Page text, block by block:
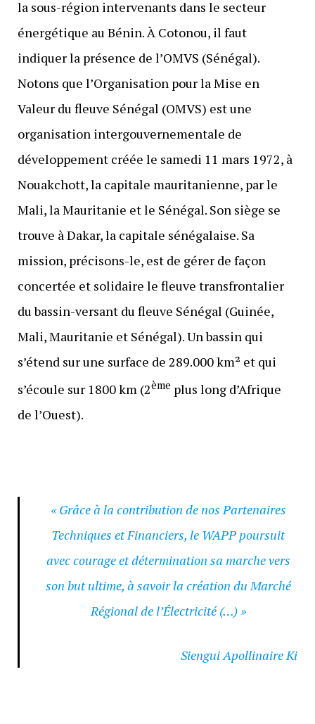
la sous-région intervenants dans le secteur
énergétique au Bénin. À Cotonou, il faut
indiquer la présence de l’OMVS (Sénégal).
Notons que l’Organisation pour la Mise en
Valeur du fleuve Sénégal (OMVS) est une
organisation intergouvernementale de
développement créée le samedi 11 mars 1972, à
Nouakchott, la capitale mauritanienne, par le
Mali, la Mauritanie et le Sénégal. Son siège se
trouve à Dakar, la capitale sénégalaise. Sa
mission, précisons-le, est de gérer de façon
concertée et solidaire le fleuve transfrontalier
du bassin-versant du fleuve Sénégal (Guinée,
Mali, Mauritanie et Sénégal). Un bassin qui
s’étend sur une surface de 289.000 km² et qui
s’écoule sur 1800 km (2ème plus long d’Afrique
de l’Ouest).
« Grâce à la contribution de nos Partenaires
Techniques et Financiers, le WAPP poursuit
avec courage et détermination sa marche vers
son but ultime, à savoir la création du Marché
Régional de l’Électricité (…) »
Siengui Apollinaire Ki